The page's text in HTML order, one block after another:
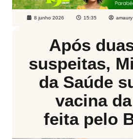
8 junho 2026 15:35 amaury
Após
suspeitas,
da Saúde
vacina
feita pelo